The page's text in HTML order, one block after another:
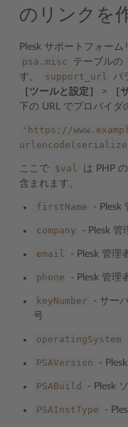
のリンクを
Plesk サポートフォー
psa.misc テーブルの
す。
support_url
パ
［ツールと設定］
> ［
下の URL でプロバイ
'https://
ここで $val
は PHP
含まれます。
firstName - Plesk
company - Plesk 管
email - Plesk 管理
phone - Plesk 管理
keyNumber
- サー
号
operatingSystem
PSAVersion -
PSABuild - Plesk
PSAInstType -